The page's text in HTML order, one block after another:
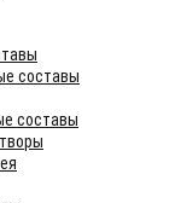
составы
составы